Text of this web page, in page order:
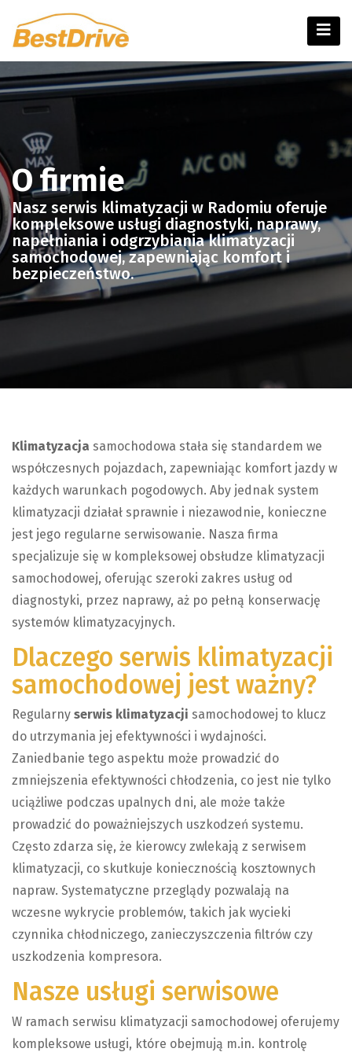
O firmie
Nasz serwis klimatyzacji w Radomiu oferuje
kompleksowe usługi diagnostyki, naprawy,
napełniania i odgrzybiania klimatyzacji
samochodowej, zapewniając komfort i
bezpieczeństwo.
Klimatyzacja samochodowa stała się standardem we
współczesnych pojazdach, zapewniając komfort jazdy w
każdych warunkach pogodowych. Aby jednak system
klimatyzacji działał sprawnie i niezawodnie, konieczne
jest jego regularne serwisowanie. Nasza firma
specjalizuje się w kompleksowej obsłudze klimatyzacji
samochodowej, oferując szeroki zakres usług od
diagnostyki, przez naprawy, aż po pełną konserwację
systemów klimatyzacyjnych.
Dlaczego serwis klimatyzacji
samochodowej jest ważny?
Regularny serwis klimatyzacji samochodowej to klucz
do utrzymania jej efektywności i wydajności.
Zaniedbanie tego aspektu może prowadzić do
zmniejszenia efektywności chłodzenia, co jest nie tylko
uciążliwe podczas upalnych dni, ale może także
prowadzić do poważniejszych uszkodzeń systemu.
Często zdarza się, że kierowcy zwlekają z serwisem
klimatyzacji, co skutkuje koniecznością kosztownych
napraw. Systematyczne przeglądy pozwalają na
wczesne wykrycie problemów, takich jak wycieki
czynnika chłodniczego, zanieczyszczenia filtrów czy
uszkodzenia kompresora.
Nasze usługi serwisowe
W ramach serwisu klimatyzacji samochodowej oferujemy
kompleksowe usługi, które obejmują m.in. kontrolę